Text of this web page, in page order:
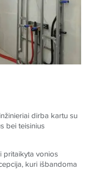
dirba kartu su
bei teisinius
pritaikyta vonios
kuri išbandoma